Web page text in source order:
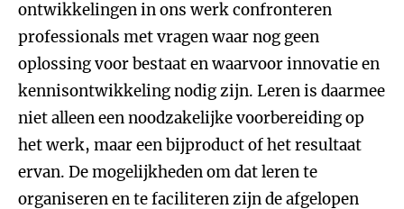
ontwikkelingen in ons werk confronteren
professionals met vragen waar nog geen
oplossing voor bestaat en waarvoor innovatie en
kennisontwikkeling nodig zijn. Leren is daarmee
niet alleen een noodzakelijke voorbereiding op
het werk, maar een bijproduct of het resultaat
ervan. De mogelijkheden om dat leren te
organiseren en te faciliteren zijn de afgelopen